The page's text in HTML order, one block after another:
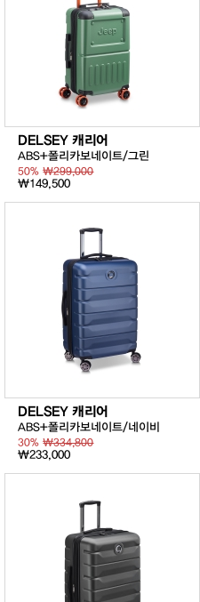
DELSEY 캐리어
ABS+폴리카보네이트/그린
50%₩299,000
₩149,500
DELSEY 캐리어
ABS+폴리카보네이트/네이비
30%₩334,800
₩233,000